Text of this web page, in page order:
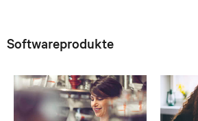
Softwareprodukte